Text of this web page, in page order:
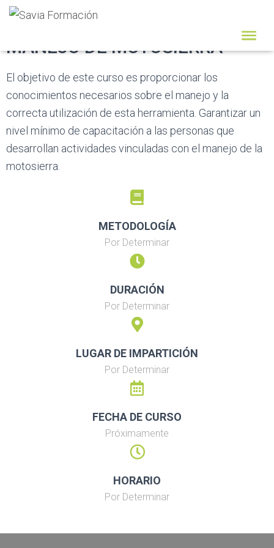
MANEJO DE MOTOSIERRA
El objetivo de este curso es proporcionar los
conocimientos necesarios sobre el manejo y la
correcta utilización de esta herramienta. Garantizar un
nivel mínimo de capacitación a las personas que
desarrollan actividades vinculadas con el manejo de la
motosierra.
METODOLOGÍA
Por Determinar
DURACIÓN
Por Determinar
LUGAR DE IMPARTICIÓN
Por Determinar
FECHA DE CURSO
Próximamente
HORARIO
Por Determinar